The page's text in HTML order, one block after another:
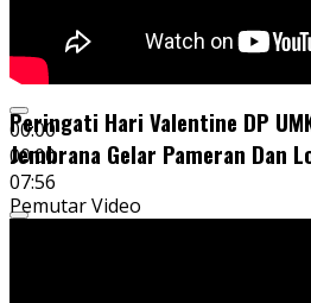
00:00
00:00
07:56
Peringati Hari Valentine DP
Jembrana Gelar Pameran Dan
Pemutar Video